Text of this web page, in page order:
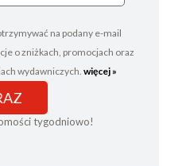
3D (121)
Hand (Rączka), Rotation
i Zoom (Powiększenie)
Foreground Color (Kolor
planu) i Background Color
(122)
na podany e-mail
o zniżkach, promocjach oraz
wydawniczych. więcej »
tygodniowo!